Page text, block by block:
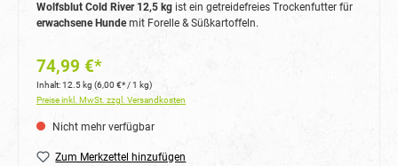
Wolfsblut Cold River 12,5 kg ist ein getreidefreies Trockenfutter für
erwachsene Hundemit Forelle & Süßkartoffeln.
74,99 €*
Inhalt:12.5 kg (6,00 €* / 1 kg)
Preise inkl. MwSt. zzgl. Versandkosten
Nicht mehr verfügbar
Zum Merkzettel hinzufügen